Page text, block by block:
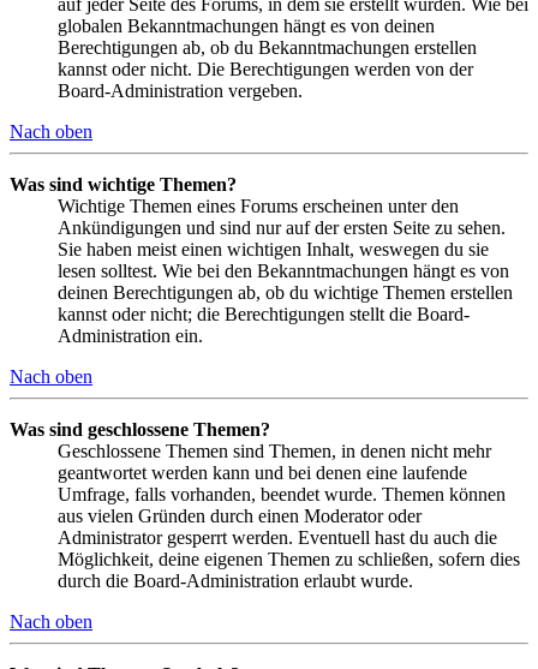
globalen Bekanntmachungen hängt es von deinen
Berechtigungen ab, ob du Bekanntmachungen erstellen
kannst oder nicht. Die Berechtigungen werden von der
Board-Administration vergeben.
Nach oben
Was sind wichtige Themen?
Wichtige Themen eines Forums erscheinen unter den
Ankündigungen und sind nur auf der ersten Seite zu sehen.
Sie haben meist einen wichtigen Inhalt, weswegen du sie
lesen solltest. Wie bei den Bekanntmachungen hängt es von
deinen Berechtigungen ab, ob du wichtige Themen erstellen
kannst oder nicht; die Berechtigungen stellt die Board-
Administration ein.
Nach oben
Was sind geschlossene Themen?
Geschlossene Themen sind Themen, in denen nicht mehr
geantwortet werden kann und bei denen eine laufende
Umfrage, falls vorhanden, beendet wurde. Themen können
aus vielen Gründen durch einen Moderator oder
Administrator gesperrt werden. Eventuell hast du auch die
Möglichkeit, deine eigenen Themen zu schließen, sofern dies
durch die Board-Administration erlaubt wurde.
Nach oben